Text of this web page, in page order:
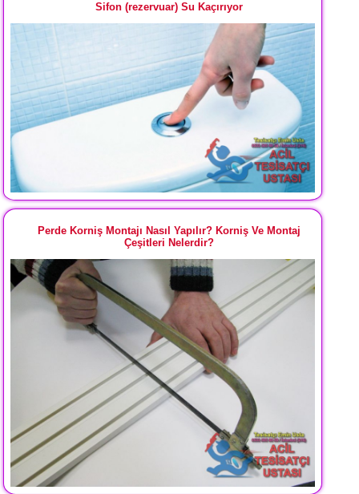
Sifon (rezervuar) Su Kaçırıyor
Perde Korniş Montajı Nasıl Yapılır? Korniş Ve Montaj
Çeşitleri Nelerdir?